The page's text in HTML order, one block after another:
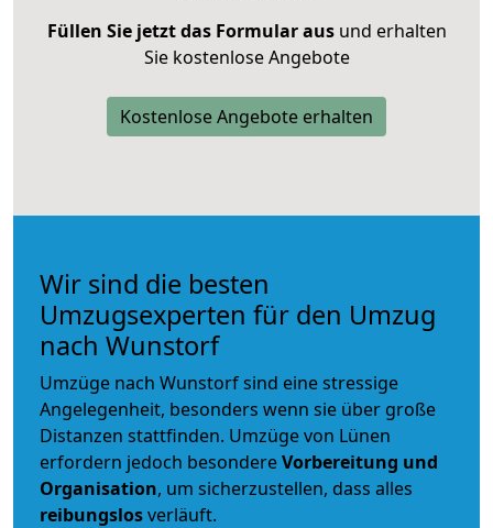
Füllen Sie jetzt das Formular ausund erhalten
Sie kostenlose Angebote
Kostenlose Angebote erhalten
Wir sind die besten
Umzugsexperten für den Umzug
nach Wunstorf
Umzüge nach Wunstorf sind eine stressige
Angelegenheit, besonders wenn sie über große
Distanzen stattfinden. Umzüge von Lünen
erfordern jedoch besondereVorbereitung und
Organisation, um sicherzustellen, dass alles
reibungslosverläuft.